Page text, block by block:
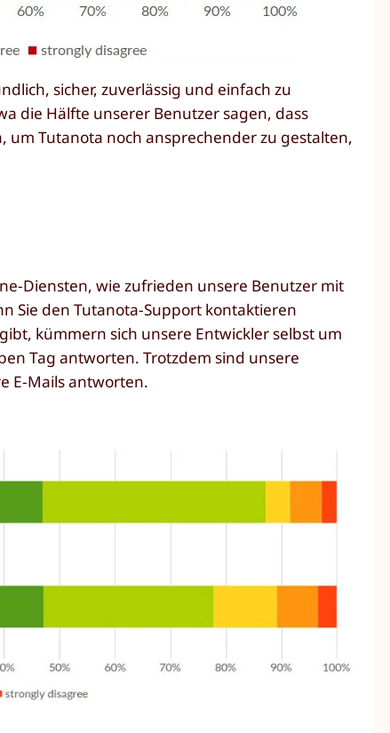
sicher, zuverlässig und einfach zu
die Hälfte unserer Benutzer sagen, dass
um Tutanota noch ansprechender zu gestalten,
Diensten, wie zufrieden unsere Benutzer mit
Sie den Tutanota-Support kontaktieren
kümmern sich unsere Entwickler selbst um
Tag antworten. Trotzdem sind unsere
E-Mails antworten.